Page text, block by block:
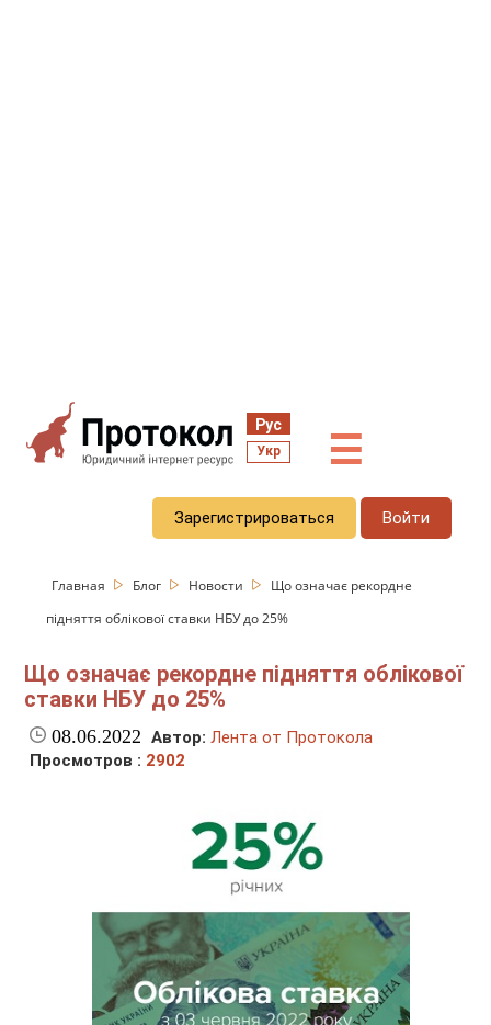
Рус
Укр ☰
Зарегистрироваться Войти
Главная Блог Новости
Що означає рекордне
підняття облікової ставки НБУ до 25%
Що означає рекордне підняття облікової
ставки НБУ до 25%
08.06.2022 Автор: Лента от Протокола
Просмотров : 2902